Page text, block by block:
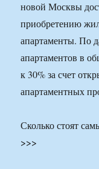
новой Москвы
приобретению
апартаменты. По
апартаментов в
к 30% за счет
апартаментных
Сколько стоят
>>>